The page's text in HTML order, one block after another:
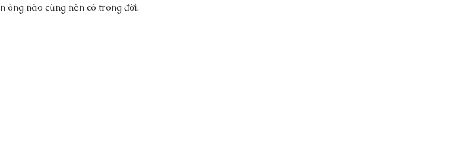
ông nào cũng nên có trong đời.